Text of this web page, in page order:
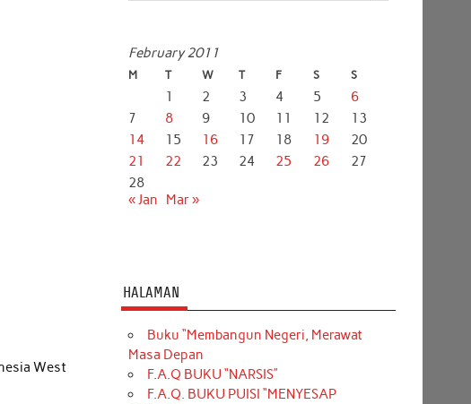
West
February 2011
M T W T F S S
1 2 3 4 5
6
7
8 9 10 11 12
13
14
15 16 17 18 19
20
21
22 23 24 25 26
27
28
« Jan
Mar »
HALAMAN
Buku “Membangun Negeri, Merawat
Masa Depan
F.A.Q BUKU “NARSIS”
F.A.Q. BUKU PUISI “MENYESAP